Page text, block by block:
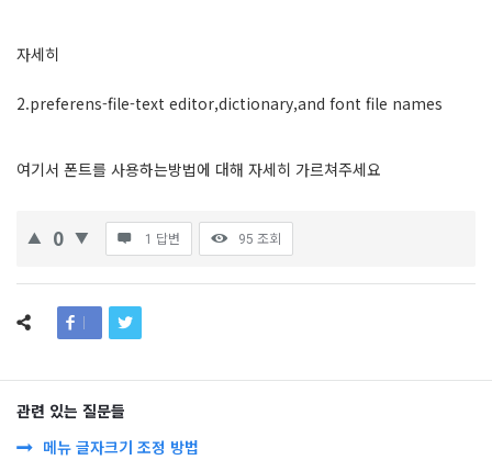
자세히
2.preferens-file-text editor,dictionary,and font file names
여기서 폰트를 사용하는방법에 대해 자세히 가르쳐주세요
0 1 답변 95 조회
관련 있는 질문들
메뉴 글자크기 조정 방법